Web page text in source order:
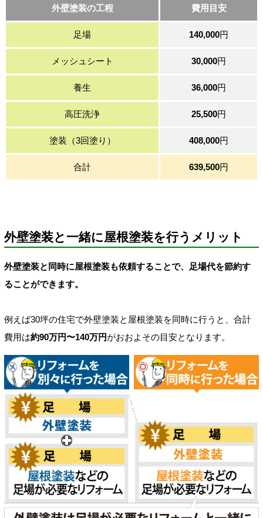
外壁塗装の工程 費用目安
足場 140,000円
メッシュシート 30,000円
養生 36,000円
高圧洗浄 25,500円
塗装（3回塗り） 408,000円
合計 639,500円
外壁塗装と一緒に屋根塗装を行うメリット
外壁塗装と同時に屋根塗装も依頼することで、足場代を節約す
ることができます。
例えば30坪の住宅で外壁塗装と屋根塗装を同時に行うと、合計
費用は約90万円〜140万円がおおよその目安となります。